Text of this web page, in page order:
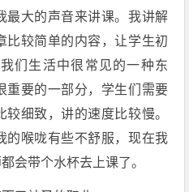
最大的声音来讲课。我讲解
比较简单的内容，让学生初
们生活中很常见的一种东
重要的一部分，学生们需要
细致，讲的速度比较慢。
的喉咙有些不舒服，现在我
会带个水杯去上课了。